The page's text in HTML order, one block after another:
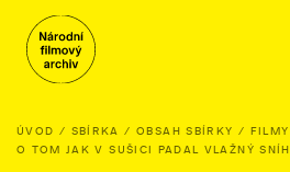
ÚVOD SBÍRKA OBSAH SBÍRKY
FILMY
O TOM JAK V SUŠICI PADAL VLAŽNÝ SNÍH